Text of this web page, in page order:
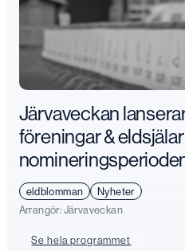
Järvaveckan
föreningar &
eldblomman
Nyheter
Arrangör:Järvaveckan
Se hela programmet